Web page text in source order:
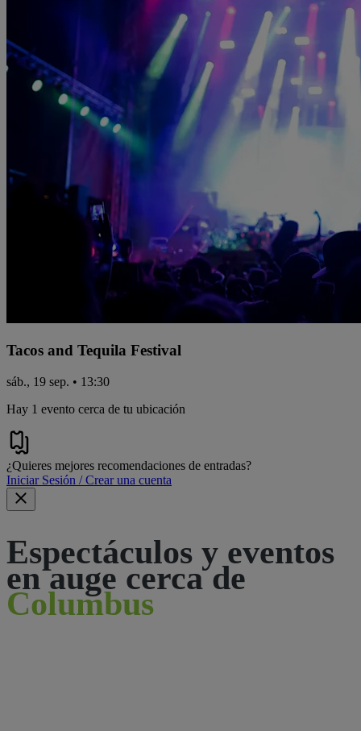
Tacos and Tequila Festival
sáb., 19 sep. • 13:30
Hay 1 evento cerca de tu ubicación
¿Quieres mejores recomendaciones de entradas?
Iniciar Sesión / Crear una cuenta
Espectáculos y eventos
en auge cerca de
Columbus